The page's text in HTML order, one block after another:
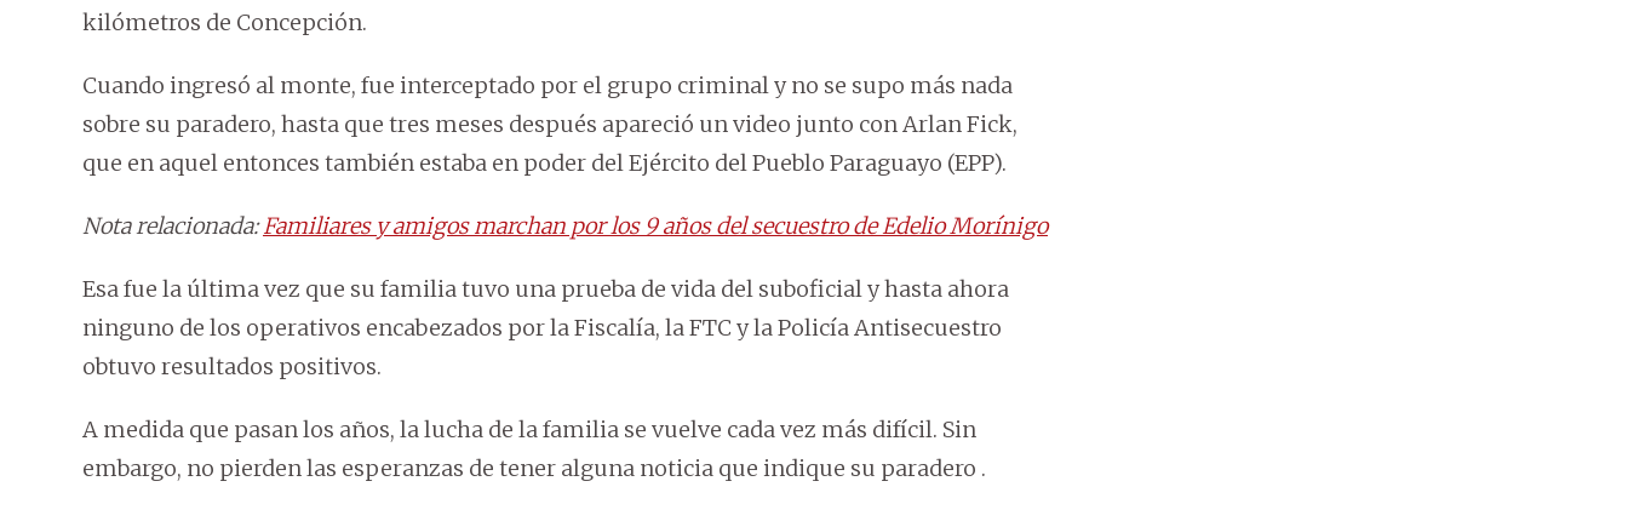
kilómetros de Concepción.
Cuando ingresó al monte, fue interceptado por el grupo criminal y no se supo más nada
sobre su paradero, hasta que tres meses después apareció un video junto con Arlan Fick,
que en aquel entonces también estaba en poder del Ejército del Pueblo Paraguayo (EPP).
Nota relacionada:Familiares y amigos marchan por los 9 años del secuestro de Edelio Morínigo
Esa fue la última vez que su familia tuvo una prueba de vida del suboficial y hasta ahora
ninguno de los operativos encabezados por la Fiscalía, la FTC y la Policía Antisecuestro
obtuvo resultados positivos.
A medida que pasan los años, la lucha de la familia se vuelve cada vez más difícil. Sin
embargo, no pierden las esperanzas de tener alguna noticia que indique su paradero .